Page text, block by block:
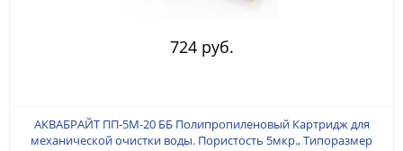
724 руб.
АКВАБРАЙТ ПП-5М-20 ББ Полипропиленовый Картридж для
механической очистки воды. Пористость 5мкр., Типоразмер